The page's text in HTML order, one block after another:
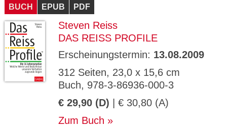
BUCH EPUB PDF
Steven Reiss
DAS REISS PROFILE
Erscheinungstermin: 13.08.2009
312 Seiten, 23,0 x 15,6 cm
Buch, 978-3-86936-000-3
€ 29,90 (D) | € 30,80 (A)
Zum Buch